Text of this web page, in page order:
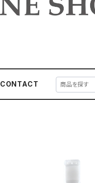
CONTACT